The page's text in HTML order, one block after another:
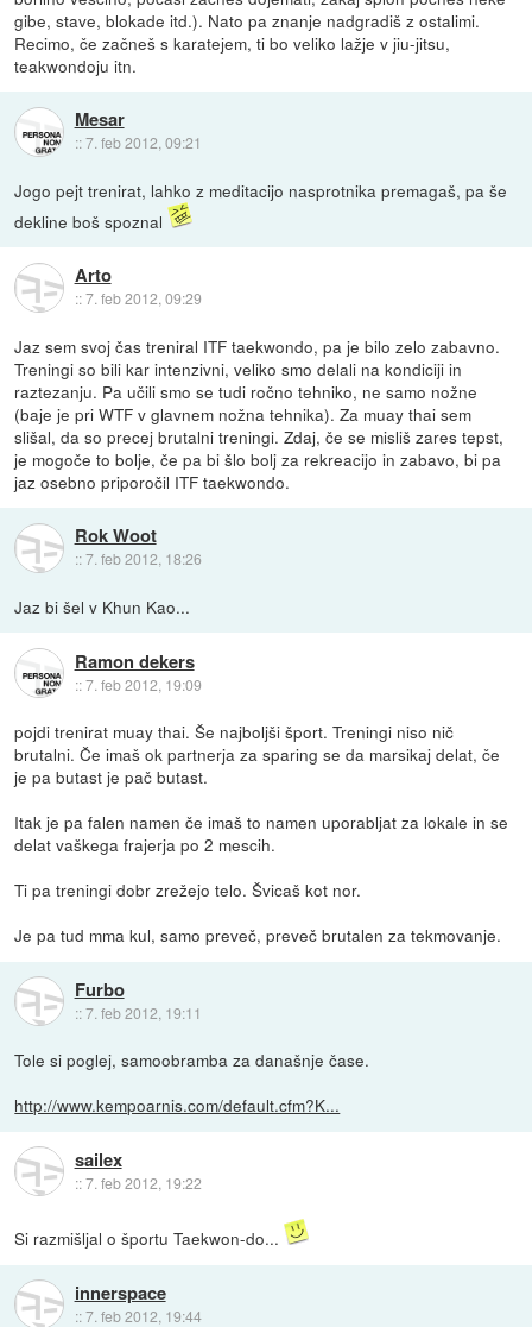
gibe, stave, blokade itd.). Nato pa znanje nadgradiš z ostalimi.
Recimo, če začneš s karatejem, ti bo veliko lažje v jiu-jitsu,
teakwondoju itn.
Mesar
::7. feb 2012, 09:21
Jogo pejt trenirat, lahko z meditacijo nasprotnika premagaš, pa še
dekline boš spoznal
Arto
::7. feb 2012, 09:29
Jaz sem svoj čas treniral ITF taekwondo, pa je bilo zelo zabavno.
Treningi so bili kar intenzivni, veliko smo delali na kondiciji in
raztezanju. Pa učili smo se tudi ročno tehniko, ne samo nožne
(baje je pri WTF v glavnem nožna tehnika). Za muay thai sem
slišal, da so precej brutalni treningi. Zdaj, če se misliš zares tepst,
je mogoče to bolje, če pa bi šlo bolj za rekreacijo in zabavo, bi pa
jaz osebno priporočil ITF taekwondo.
Rok Woot
::7. feb 2012, 18:26
Jaz bi šel v Khun Kao...
Ramon dekers
::7. feb 2012, 19:09
pojdi trenirat muay thai. Še najboljši šport. Treningi niso nič
brutalni. Če imaš ok partnerja za sparing se da marsikaj delat, če
je pa butast je pač butast.
Itak je pa falen namen če imaš to namen uporabljat za lokale in se
delat vaškega frajerja po 2 mescih.
Ti pa treningi dobr zrežejo telo. Švicaš kot nor.
Je pa tud mma kul, samo preveč, preveč brutalen za tekmovanje.
Furbo
::7. feb 2012, 19:11
Tole si poglej, samoobramba za današnje čase.
http://www.kempoarnis.com/default.cfm?K...
sailex
::7. feb 2012, 19:22
Si razmišljal o športu Taekwon-do...
innerspace
::7. feb 2012, 19:44